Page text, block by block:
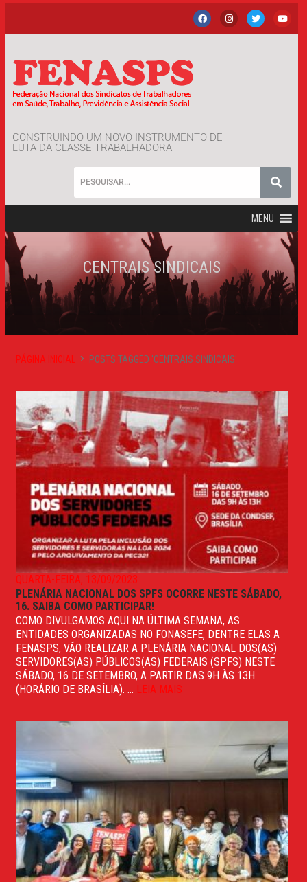
CONSTRUINDO UM NOVO INSTRUMENTO DE
LUTA DA CLASSE TRABALHADORA
MENU
CENTRAIS SINDICAIS
PÁGINA INICIAL POSTS TAGGED 'CENTRAIS SINDICAIS'
QUARTA-FEIRA, 13/09/2023
PLENÁRIA NACIONAL DOS SPFS OCORRE NESTE SÁBADO,
16. SAIBA COMO PARTICIPAR!
COMO DIVULGAMOS AQUI NA ÚLTIMA SEMANA, AS
ENTIDADES ORGANIZADAS NO FONASEFE, DENTRE ELAS A
FENASPS, VÃO REALIZAR A PLENÁRIA NACIONAL DOS(AS)
SERVIDORES(AS) PÚBLICOS(AS) FEDERAIS (SPFS) NESTE
SÁBADO, 16 DE SETEMBRO, A PARTIR DAS 9H ÀS 13H
(HORÁRIO DE BRASÍLIA). ... LEIA MAIS